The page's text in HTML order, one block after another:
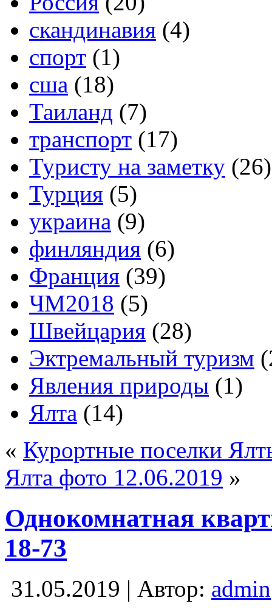
скандинавия (4)
спорт (1)
сша (18)
Таиланд (7)
транспорт (17)
Туристу на заметку (26)
Турция (5)
украина (9)
финляндия (6)
Франция (39)
ЧМ2018 (5)
Швейцария (28)
Эктремальный туризм
Явления природы (1)
Ялта (14)
« Курортные поселки
Ялта фото 12.06.2019 »
Однокомнатная
18-73
31.05.2019 | Автор: admin